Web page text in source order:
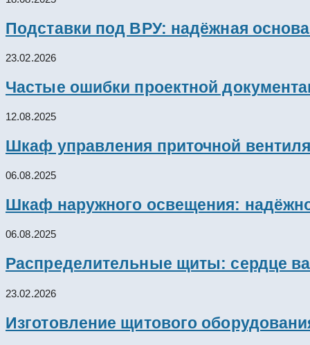
Подставки под ВРУ: надёжная
23.02.2026
Частые ошибки проектной
12.08.2025
Шкаф управления приточной
06.08.2025
Шкаф наружного освещения:
06.08.2025
Распределительные щиты: сердце
23.02.2026
Изготовление щитового